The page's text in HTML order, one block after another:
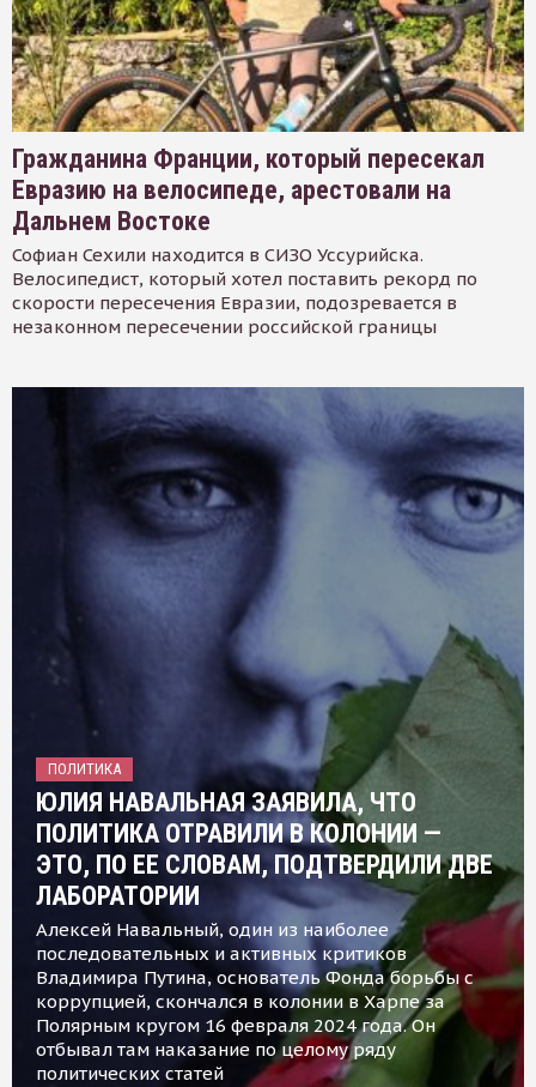
Гражданина Франции, который пересекал
Евразию на велосипеде, арестовали на
Дальнем Востоке
Софиан Сехили находится в СИЗО Уссурийска.
Велосипедист, который хотел поставить рекорд по
скорости пересечения Евразии, подозревается в
незаконном пересечении российской границы
ПОЛИТИКА
ЮЛИЯ НАВАЛЬНАЯ ЗАЯВИЛА, ЧТО
ПОЛИТИКА ОТРАВИЛИ В КОЛОНИИ —
ЭТО, ПО ЕЕ СЛОВАМ, ПОДТВЕРДИЛИ ДВЕ
ЛАБОРАТОРИИ
Алексей Навальный, один из наиболее
последовательных и активных критиков
Владимира Путина, основатель Фонда борьбы с
коррупцией, скончался в колонии в Харпе за
Полярным кругом 16 февраля 2024 года. Он
отбывал там наказание по целому ряду
политических статей